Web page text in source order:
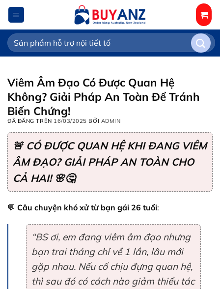
Chuyển
đến
nội
dung
Tìm
kiếm:
Viêm Âm Đạo Có Được Quan Hệ
Không? Giải Pháp An Toàn Để Tránh
Biến Chứng!
ĐÃ ĐĂNG TRÊN 16/03/2025 BỞI ADMIN
🚨 CÓ ĐƯỢC QUAN HỆ KHI ĐANG VIÊM
ÂM ĐẠO? GIẢI PHÁP AN TOÀN CHO
CẢ HAI! 🌸🤔
💬 Câu chuyện khó xử từ bạn gái 26 tuổi:
“BS ơi, em đang viêm âm đạo nhưng
bạn trai tháng chỉ về 1 lần, lâu mới
gặp nhau. Nếu cố chịu đựng quan hệ,
thì sau đó có cách nào giảm thiểu tác